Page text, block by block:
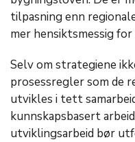
tilpasning enn
mer hensiktsmessig
Selv om strategiene
prosessregler som de
utvikles i tett
kunnskapsbasert
utviklingsarbeid bør